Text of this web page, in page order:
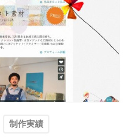
制作実績